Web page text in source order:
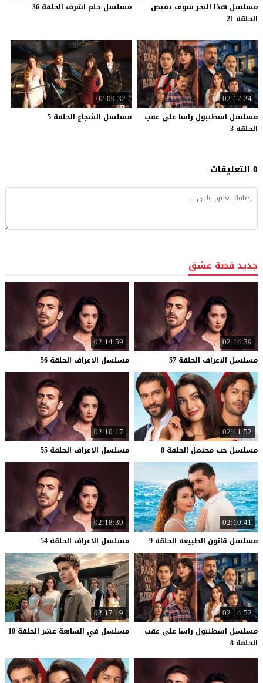
مسلسل هذا البحر سوف يفيض
الحلقة 21
مسلسل حلم اشرف الحلقة 36
02:12:24
مسلسل اسطنبول راسا على عقب
الحلقة 3
02:09:32
مسلسل الشجاع الحلقة 5
0 التعليقات
جديد قصة عشق
02:14:39
مسلسل الاعراف الحلقة 57
02:14:59
مسلسل الاعراف الحلقة 56
02:11:52
مسلسل حب محتمل الحلقة 8
02:10:17
مسلسل الاعراف الحلقة 55
02:10:41
مسلسل قانون الطبيعة الحلقة 9
02:18:39
مسلسل الاعراف الحلقة 54
02:14:52
مسلسل اسطنبول راسا على عقب
الحلقة 8
02:17:19
مسلسل في السابعة عشر الحلقة 10